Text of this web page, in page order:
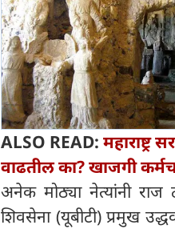
ALSO READ: महाराष्ट्र
वाढतील का? खाजगी
अनेक मोठ्या नेत्यांनी राज
शिवसेना (यूबीटी) प्रमुख